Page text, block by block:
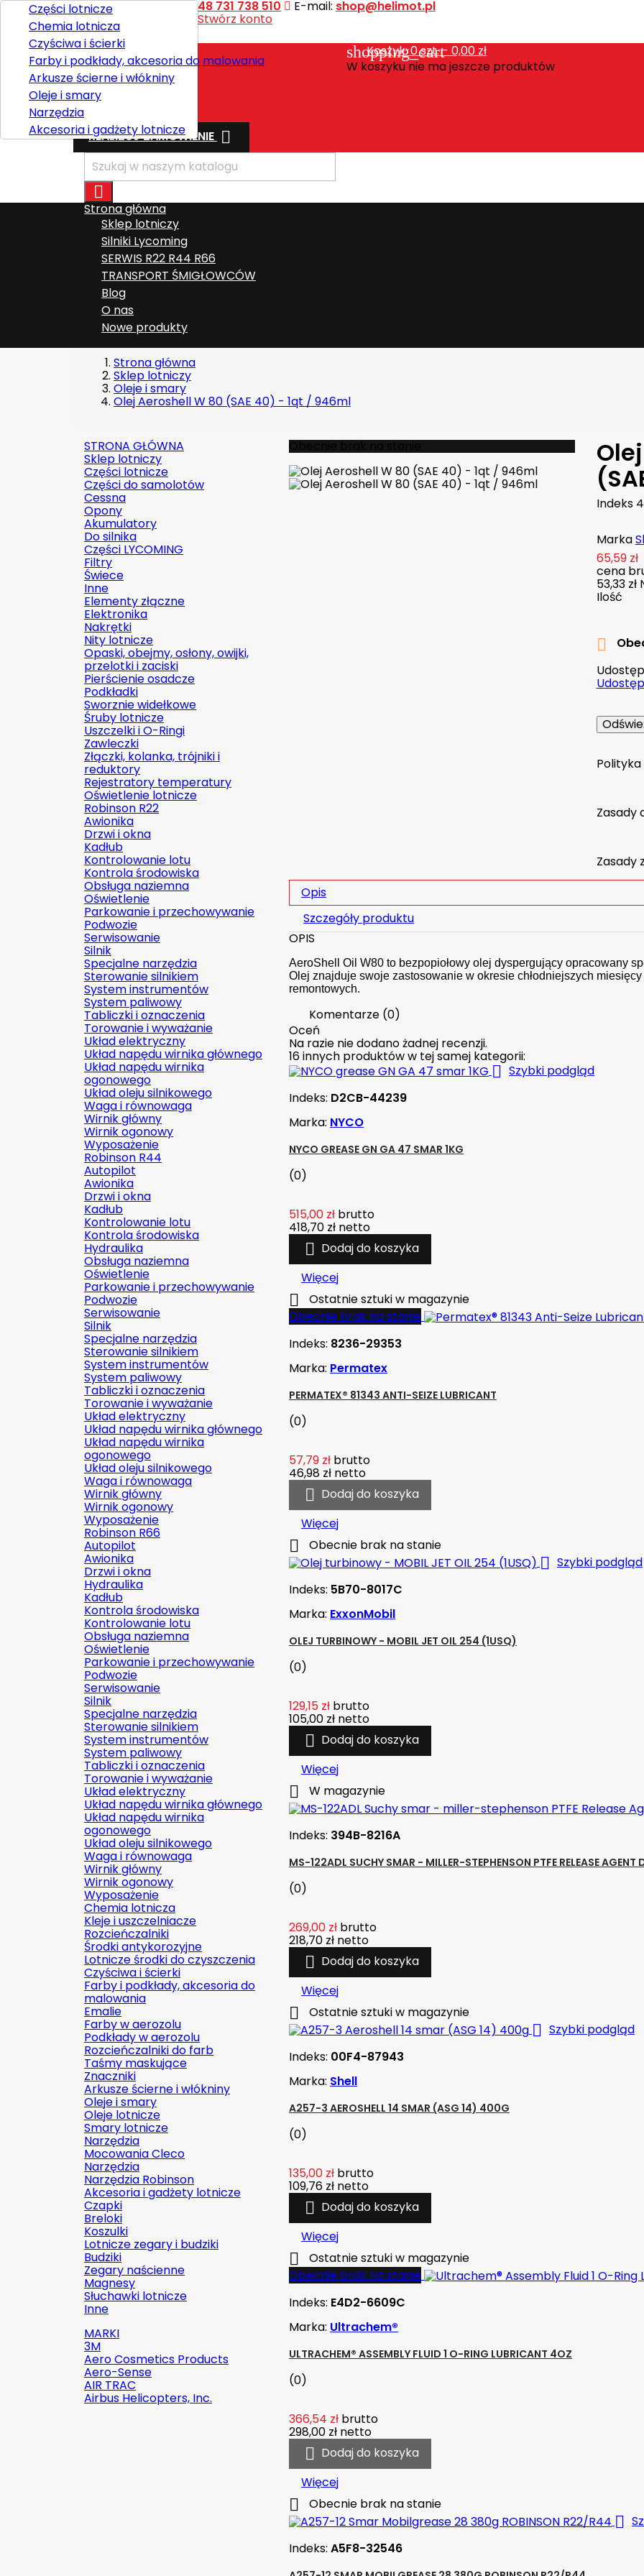
Kontakt Telefon:+48 731 738 510 E-mail: shop@helimot.pl
Witaj,
Stwórz konto
Polski
shopping_cart
Koszyk:0szt. - 0,00 zł
W koszyku nie ma jeszcze produktów
Wysyłka
Razem
REALIZUJ ZAMÓWIENIE 

Strona główna
Sklep lotniczy
Części lotnicze
Chemia lotnicza
Czyściwa i ścierki
Farby i podkłady, akcesoria do malowania
Arkusze ścierne i włókniny
Oleje i smary
Narzędzia
Akcesoria i gadżety lotnicze
Silniki Lycoming
SERWIS R22 R44 R66
TRANSPORT ŚMIGŁOWCÓW
Blog
O nas
Nowe produkty
Strona główna
Sklep lotniczy
Oleje i smary
Olej Aeroshell W 80 (SAE 40) - 1qt / 946ml
STRONA GŁÓWNA
Sklep lotniczy
Części lotnicze
Części do samolotów
Cessna
Opony
Akumulatory
Do silnika
Części LYCOMING
Filtry
Świece
Inne
Elementy złączne
Elektronika
Nakrętki
Nity lotnicze
Opaski, obejmy, osłony, owijki,
przelotki i zaciski
Pierścienie osadcze
Podkładki
Sworznie widełkowe
Śruby lotnicze
Uszczelki i O-Ringi
Zawleczki
Złączki, kolanka, trójniki i
reduktory
Rejestratory temperatury
Oświetlenie lotnicze
Robinson R22
Awionika
Drzwi i okna
Kadłub
Kontrolowanie lotu
Kontrola środowiska
Obsługa naziemna
Oświetlenie
Parkowanie i przechowywanie
Podwozie
Serwisowanie
Silnik
Specjalne narzędzia
Sterowanie silnikiem
System instrumentów
System paliwowy
Tabliczki i oznaczenia
Torowanie i wyważanie
Układ elektryczny
Układ napędu wirnika głównego
Układ napędu wirnika
ogonowego
Układ oleju silnikowego
Waga i równowaga
Wirnik główny
Wirnik ogonowy
Wyposażenie
Robinson R44
Autopilot
Awionika
Drzwi i okna
Kadłub
Kontrolowanie lotu
Kontrola środowiska
Hydraulika
Obsługa naziemna
Oświetlenie
Parkowanie i przechowywanie
Podwozie
Serwisowanie
Silnik
Specjalne narzędzia
Sterowanie silnikiem
System instrumentów
System paliwowy
Tabliczki i oznaczenia
Torowanie i wyważanie
Układ elektryczny
Układ napędu wirnika głównego
Układ napędu wirnika
ogonowego
Układ oleju silnikowego
Waga i równowaga
Wirnik główny
Wirnik ogonowy
Wyposażenie
Robinson R66
Autopilot
Awionika
Drzwi i okna
Hydraulika
Kadłub
Kontrola środowiska
Kontrolowanie lotu
Obsługa naziemna
Oświetlenie
Parkowanie i przechowywanie
Podwozie
Serwisowanie
Silnik
Specjalne narzędzia
Sterowanie silnikiem
System instrumentów
System paliwowy
Tabliczki i oznaczenia
Torowanie i wyważanie
Układ elektryczny
Układ napędu wirnika głównego
Układ napędu wirnika
ogonowego
Układ oleju silnikowego
Waga i równowaga
Wirnik główny
Wirnik ogonowy
Wyposażenie
Chemia lotnicza
Kleje i uszczelniacze
Rozcieńczalniki
Środki antykorozyjne
Lotnicze środki do czyszczenia
Czyściwa i ścierki
Farby i podkłady, akcesoria do
malowania
Emalie
Farby w aerozolu
Podkłady w aerozolu
Rozcieńczalniki do farb
Taśmy maskujące
Znaczniki
Arkusze ścierne i włókniny
Oleje i smary
Oleje lotnicze
Smary lotnicze
Narzędzia
Mocowania Cleco
Narzędzia
Narzędzia Robinson
Akcesoria i gadżety lotnicze
Czapki
Breloki
Koszulki
Lotnicze zegary i budziki
Budziki
Zegary naścienne
Magnesy
Słuchawki lotnicze
Inne
MARKI
3M
Aero Cosmetics Products
Aero-Sense
AIR TRAC
Airbus Helicopters, Inc.
Indeks
Marka
65,59 zł
cena
53,33 zł
Ilość

Zasady
Zasady
Opis
Szczegóły produktu
OPIS
AeroShell Oil W80 to bezpopiołowy olej dyspergujący opracowany
Olej znajduje swoje zastosowanie w okresie chłodniejszych
remontowych.
Komentarze (0)
Oceń
Na razie nie dodano żadnej recenzji.
16 innych produktów w tej samej kategorii:
 Szybki podgląd
Indeks: D2CB-44239
Marka: NYCO
NYCO GREASE GN GA 47 SMAR 1KG
(0)
515,00 zł brutto
418,70 zł netto
 Dodaj do koszyka
Więcej

Ostatnie sztuki w magazynie
Obecnie brak na stanie
Indeks: 8236-29353
Marka: Permatex
PERMATEX® 81343 ANTI-SEIZE LUBRICANT
(0)
57,79 zł brutto
46,98 zł netto
 Dodaj do koszyka
Więcej
 Obecnie brak na stanie
 Szybki podgląd
Indeks: 5B70-8017C
Marka: ExxonMobil
OLEJ TURBINOWY - MOBIL JET OIL 254 (1USQ)
(0)
129,15 zł brutto
105,00 zł netto
 Dodaj do koszyka
Więcej
 W magazynie
Indeks: 394B-8216A
MS-122ADL SUCHY SMAR - MILLER-STEPHENSON PTFE RELEASE AGENT
(0)
269,00 zł brutto
218,70 zł netto
 Dodaj do koszyka
Więcej
 Ostatnie sztuki w magazynie
 Szybki podgląd
Indeks: 00F4-87943
Marka: Shell
A257-3 AEROSHELL 14 SMAR (ASG 14) 400G
(0)
135,00 zł brutto
109,76 zł netto
 Dodaj do koszyka
Więcej

Ostatnie sztuki w magazynie
Obecnie brak na stanie
Indeks: E4D2-6609C
Marka: Ultrachem®
ULTRACHEM® ASSEMBLY FLUID 1 O-RING LUBRICANT 4OZ
(0)
366,54 zł brutto
298,00 zł netto
 Dodaj do koszyka
Więcej
 Obecnie brak na stanie

Indeks: A5F8-32546